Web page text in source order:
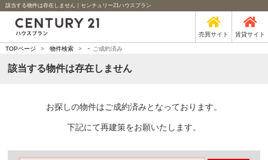
該当する物件は存在しません｜センチュリー21ハウスプラン
売買サイト 賃貸サイト
TOPページ > 物件検索 > - ご成約済み
該当する物件は存在しません
お探しの物件はご成約済みとなっております。
下記にて再建策をお願いたします。